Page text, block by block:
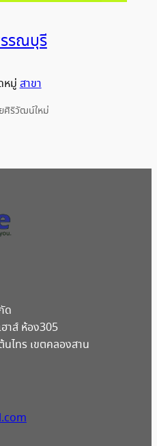
รณบุรี
หมู่สาขา
ศิริวัฒน์ใหม่
ด
าส์ ห้อง305
ไทร เขตคลองสาน